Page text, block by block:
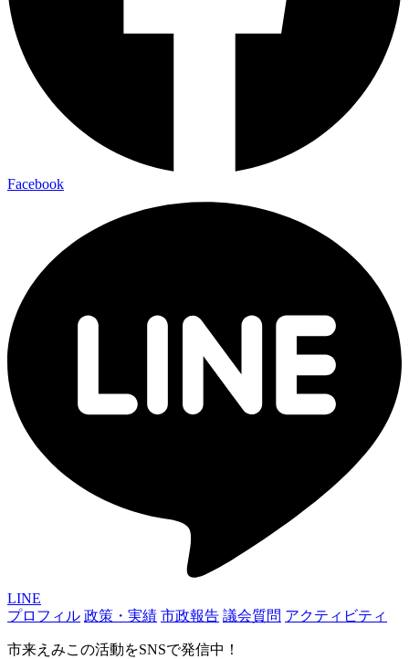
Facebook
LINE
プロフィル 政策・実績 市政報告 議会質問 アクティビティ
市来えみこの活動をSNSで発信中！